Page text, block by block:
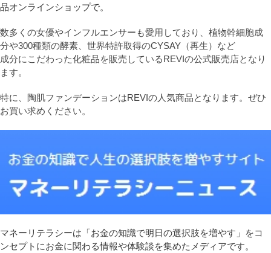
品オンラインショップで。
数多くの女優やインフルエンサーも愛用しており、植物幹細胞成
分や300種類の酵素、世界特許取得のCYSAY（再生）など
成分にこだわった化粧品を販売しているREVIの公式販売店となり
ます。
特に、陶肌ファンデーションはREVIの人気商品となります。ぜひ
お買い求めください。
マネーリテラシーは「お金の知識で明日の選択肢を増やす」をコ
ンセプトにお金に関わる情報や体験談を集めたメディアです。